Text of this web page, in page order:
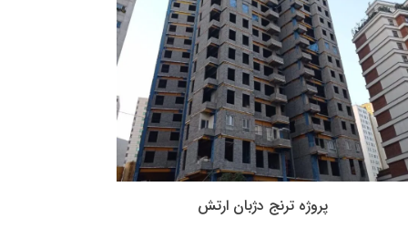
پروژه ترنج دژبان ارتش